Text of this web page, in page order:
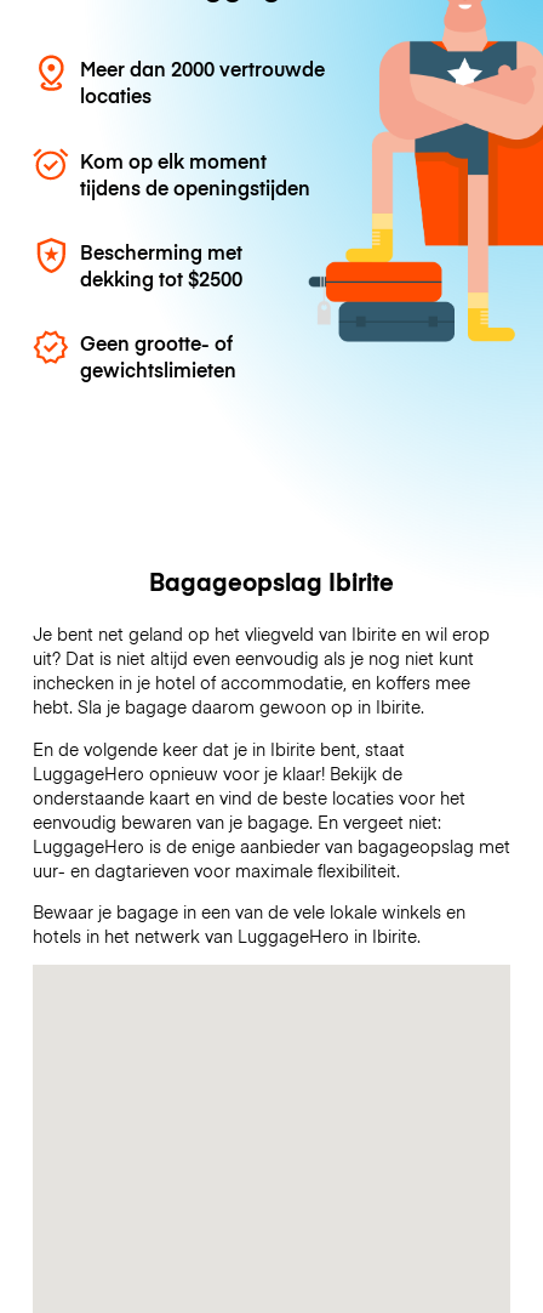
Meer dan 2000 vertrouwde
locaties
Kom op elk moment
tijdens de openingstijden
Bescherming met
dekking tot$2500
Geen grootte- of
gewichtslimieten
Bagageopslag Ibirite
Je bent net geland op het vliegveld van Ibirite en wil erop
uit? Dat is niet altijd even eenvoudig als je nog niet kunt
inchecken in je hotel of accommodatie, en koffers mee
hebt. Sla je bagage daarom gewoon op in Ibirite.
En de volgende keer dat je in Ibirite bent, staat
LuggageHero opnieuw voor je klaar! Bekijk de
onderstaande kaart en vind de beste locaties voor het
eenvoudig bewaren van je bagage. En vergeet niet:
LuggageHero is de enige aanbieder van bagageopslag met
uur- en dagtarieven voor maximale flexibiliteit.
Bewaar je bagage in een van de vele lokale winkels en
hotels in het netwerk van LuggageHero in Ibirite.